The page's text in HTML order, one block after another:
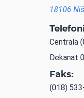
18106
Centrala
Dekanat
Faks:
(018)